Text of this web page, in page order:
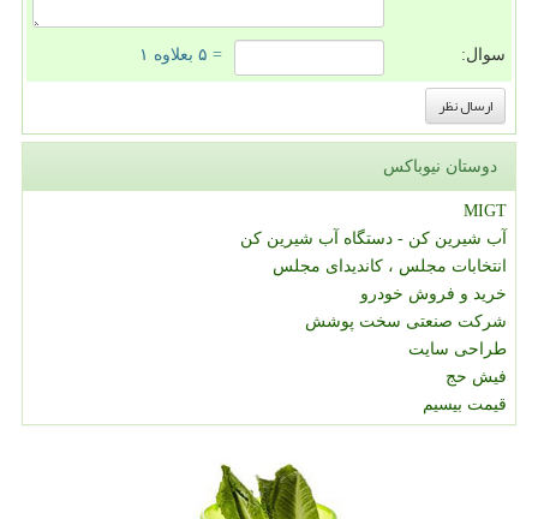
سوال: = ۵ بعلاوه ۱
دوستان نیوباکس
MIGT
آب شیرین کن - دستگاه آب شیرین کن
انتخابات مجلس ، کاندیدای مجلس
خرید و فروش خودرو
شرکت صنعتی سخت پوشش
طراحی سایت
فیش حج
قیمت بیسیم